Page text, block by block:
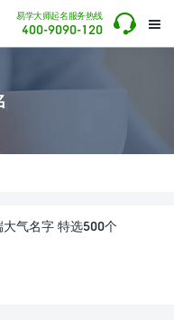

易学大师起名服务热线
400-9090-120 
大气名字 特选500个